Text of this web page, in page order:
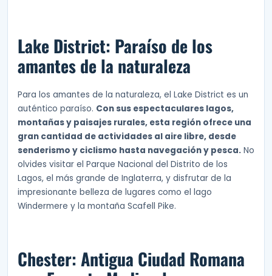
Lake District: Paraíso de los
amantes de la naturaleza
Para los amantes de la naturaleza, el Lake District es un
auténtico paraíso. Con sus espectaculares lagos,
montañas y paisajes rurales, esta región ofrece una
gran cantidad de actividades al aire libre, desde
senderismo y ciclismo hasta navegación y pesca. No
olvides visitar el Parque Nacional del Distrito de los
Lagos, el más grande de Inglaterra, y disfrutar de la
impresionante belleza de lugares como el lago
Windermere y la montaña Scafell Pike.
Chester: Antigua Ciudad Romana